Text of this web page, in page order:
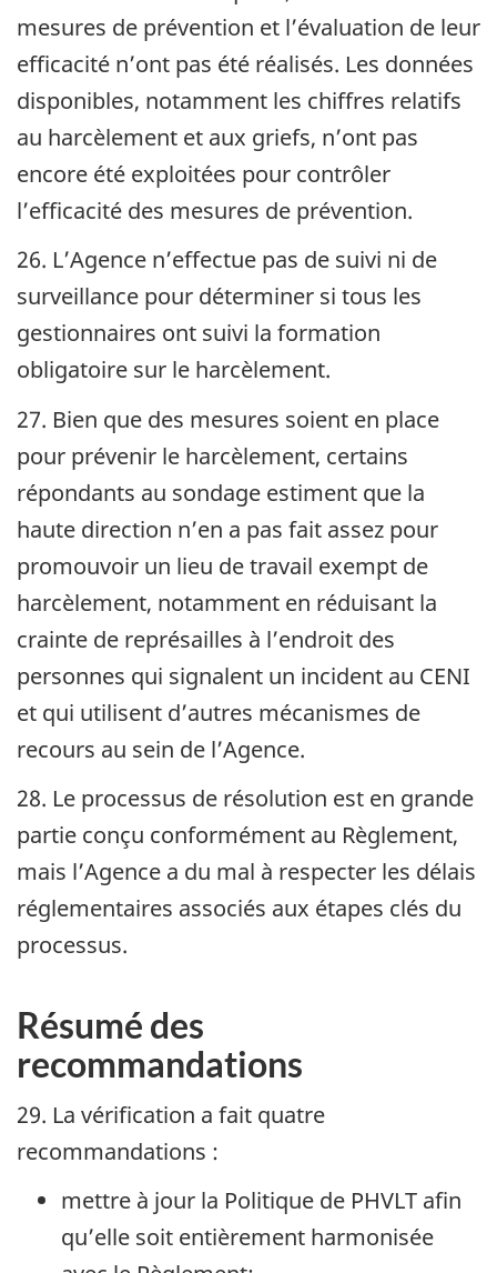
mesures de prévention et l’évaluation de leur
efficacité n’ont pas été réalisés. Les données
disponibles, notamment les chiffres relatifs
au harcèlement et aux griefs, n’ont pas
encore été exploitées pour contrôler
l’efficacité des mesures de prévention.
26. L’Agence n’effectue pas de suivi ni de
surveillance pour déterminer si tous les
gestionnaires ont suivi la formation
obligatoire sur le harcèlement.
27. Bien que des mesures soient en place
pour prévenir le harcèlement, certains
répondants au sondage estiment que la
haute direction n’en a pas fait assez pour
promouvoir un lieu de travail exempt de
harcèlement, notamment en réduisant la
crainte de représailles à l’endroit des
personnes qui signalent un incident au CENI
et qui utilisent d’autres mécanismes de
recours au sein de l’Agence.
28. Le processus de résolution est en grande
partie conçu conformément au Règlement,
mais l’Agence a du mal à respecter les délais
réglementaires associés aux étapes clés du
processus.
Résumé des
recommandations
29. La vérification a fait quatre
recommandations :
mettre à jour la Politique de PHVLT afin
qu’elle soit entièrement harmonisée